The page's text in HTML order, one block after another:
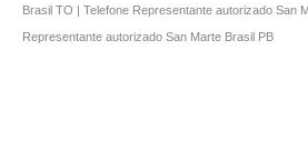
Brasil TO | Telefone Representante autorizado San
Representante autorizado San Marte Brasil PB